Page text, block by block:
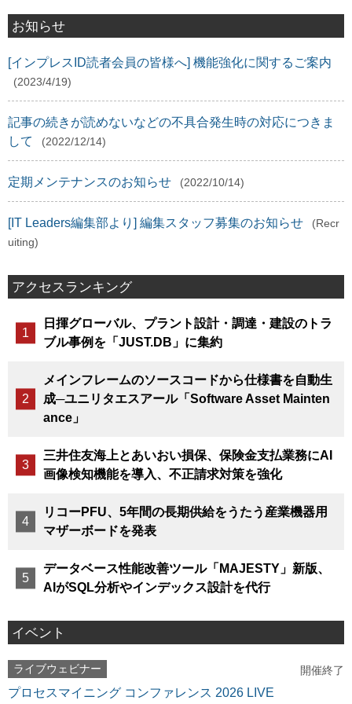
お知らせ
[インプレスID読者会員の皆様へ] 機能強化に関するご案内
(2023/4/19)
記事の続きが読めないなどの不具合発生時の対応につきま
して
(2022/12/14)
定期メンテナンスのお知らせ (2022/10/14)
[IT Leaders編集部より] 編集スタッフ募集のお知らせ
(Recr
uiting)
アクセスランキング
日揮グローバル、プラント設計・調達・建設のトラ
ブル事例を「JUST.DB」に集約
メインフレームのソースコードから仕様書を自動生
成─ユニリタエスアール「Software Asset Mainten
ance」
三井住友海上とあいおい損保、保険金支払業務にAI
画像検知機能を導入、不正請求対策を強化
リコーPFU、5年間の長期供給をうたう産業機器用
マザーボードを発表
データベース性能改善ツール「MAJESTY」新版、
AIがSQL分析やインデックス設計を代行
イベント
ライブウェビナー 開催終了
プロセスマイニング コンファレンス 2026 LIVE